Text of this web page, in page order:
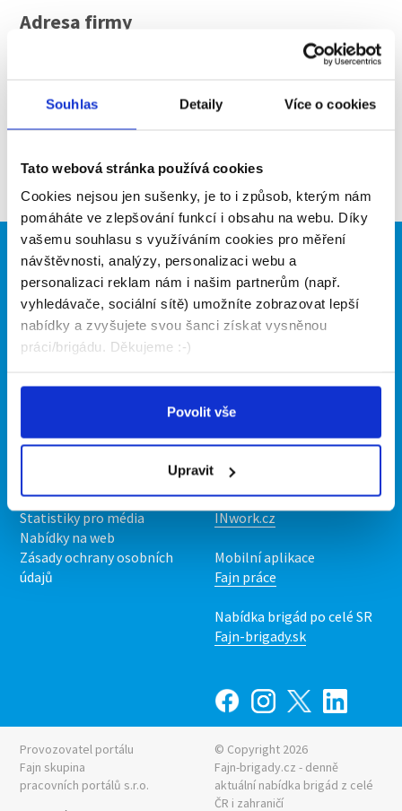
Souhlas Detaily Více o cookies
Tato webová stránka používá cookies
Cookies nejsou jen sušenky, je to i způsob, kterým nám
pomáháte ve zlepšování funkcí i obsahu na webu. Díky
vašemu souhlasu s využíváním cookies pro měření
návštěvnosti, analýzy, personalizaci webu a
personalizaci reklam nám i našim partnerům (např.
vyhledávače, sociální sítě) umožníte zobrazovat lepší
nabídky a zvyšujete svou šanci získat vysněnou
práci/brigádu. Děkujeme :-)
Povolit vše
Upravit
Adresa firmy
Aktuální brigády
Firma nyní nemá žádné volné pozice. Zkuste to
prosím znovu za pár dní.
Brigádníci
Články
Hledané brigády
Firmy
Vložit inzerát
Ceník
Kontakt
Upravit předvolby cookies
Statistiky pro média
Nabídky na web
Zásady ochrany osobních
údajů
Naše další projekty
Mobilní aplikace
Nabídka práce z celé ČR
INwork.cz
Mobilní aplikace
Fajn práce
Nabídka brigád po celé SR
Fajn-brigady.sk
Provozovatel portálu
Fajn skupina
pracovních portálů s.r.o.
© Copyright 2026
Fajn-brigady.cz - denně
aktuální nabídka brigád z celé
ČR i zahraničí